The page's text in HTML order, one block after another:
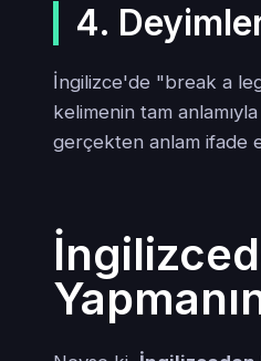
4.
İngilizce'de "break a
kelimenin tam
gerçekten anlam ifade